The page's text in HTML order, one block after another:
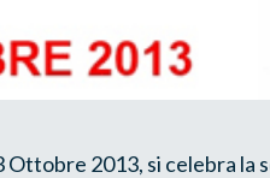
Ottobre 2013, si celebra la